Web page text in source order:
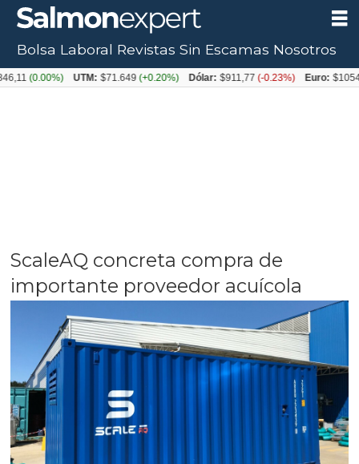
ScaleAQ concreta compra de
importante proveedor acuícola
Bolsa Laboral Revistas Sin Escamas Nosotros
UTM: $71.649(+0.20%) Dólar: $911,77(-0.23%) Euro: $1054,31